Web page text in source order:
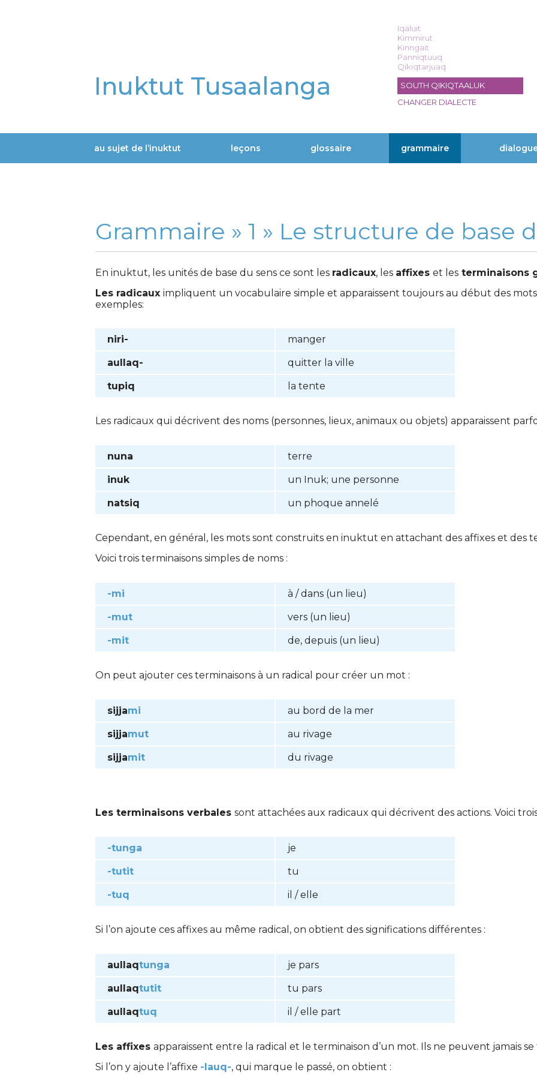
Inuktut Tusaalanga
Iqaluit
Kimmirut
Kinngait
Panniqtuuq
Qikiqtarjuaq
SOUTH QIKIQTAALUK
CHANGER DIALECTE
Main
au sujet de l’inuktut leçons glossaire grammaire
Grammaire » 1 » Le structure de base
En inuktut, les unités de base du sens ce sont les radicaux, les affixes et les terminaisons
Les radicaux impliquent un vocabulaire simple et apparaissent toujours au début des
exemples:
niri- manger
aullaq- quitter la ville
tupiq la tente
Les radicaux qui décrivent des noms (personnes, lieux, animaux ou objets) apparaissent
nuna terre
inuk un Inuk; une personne
natsiq un phoque annelé
Cependant, en général, les mots sont construits en inuktut en attachant des affixes et des
Voici trois terminaisons simples de noms :
-mi à / dans (un lieu)
-mut vers (un lieu)
-mit de, depuis (un lieu)
On peut ajouter ces terminaisons à un radical pour créer un mot :
sijjami au bord de la mer
sijjamut au rivage
sijjamit du rivage
Les terminaisons verbales sont attachées aux radicaux qui décrivent des actions. Voici
-tunga je
-tutit tu
-tuq il / elle
Si l’on ajoute ces affixes au même radical, on obtient des significations différentes :
aullaqtunga je pars
aullaqtutit tu pars
aullaqtuq il / elle part
Les affixes apparaissent entre la radical et le terminaison d’un mot. Ils ne peuvent jamais
Si l’on y ajoute l’affixe -lauq-, qui marque le passé, on obtient :